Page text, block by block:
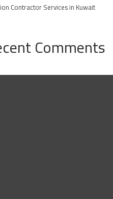
Contractor Services in Kuwait
Comments